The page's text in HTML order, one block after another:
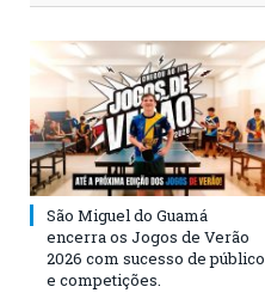
São Miguel do Guamá
encerra os Jogos de Verão
2026 com sucesso de público
e competições.